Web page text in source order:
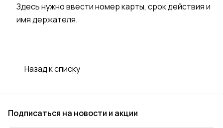
Здесь нужно ввести номер карты, срок действия и
имя держателя.
Назад к списку
Подписаться на новости и акции